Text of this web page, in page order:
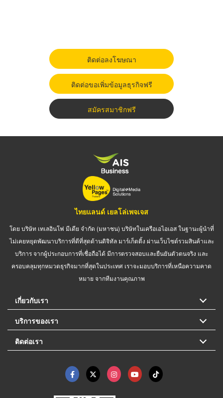
ติดต่อลงโฆษณา
ติดต่อขอเพิ่มข้อมูลธุรกิจฟรี
สมัครสมาชิกฟรี
ไทยแลนด์ เยลโล่เพจเจส
โดย บริษัท เทเลอินโฟ มีเดีย จำกัด (มหาชน) บริษัทในเครือเอไอเอส ในฐานะผู้นำที่
ไม่เคยหยุดพัฒนาบริการที่ดีที่สุดด้านดิจิทัล มาร์เก็ตติ้ง ผ่านเว็บไซต์รวมสินค้าและ
บริการ จากผู้ประกอบการที่เชื่อถือได้ มีการตรวจสอบและยืนยันตัวตนจริง และ
ครอบคลุมทุกหมวดธุรกิจมากที่สุดในประเทศ เราจะมอบบริการที่เหนือความคาด
หมาย จากทีมงานคุณภาพ
เกี่ยวกับเรา
บริการของเรา
ติดต่อเรา